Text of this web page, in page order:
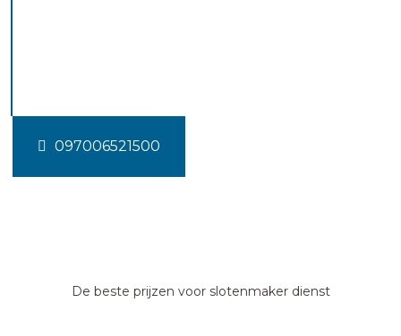
097006521500
De beste prijzen voor slotenmaker dienst